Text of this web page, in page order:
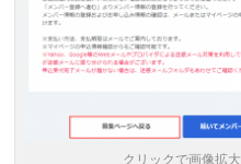
クリックで画像拡大